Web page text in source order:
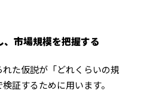
市場規模を把握する
た仮説が「どれくらいの規
証するために用います。